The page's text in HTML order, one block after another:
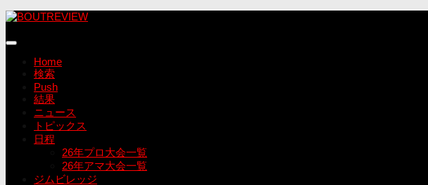
コ
テ
Home
検索
Push
結果
ニュース
トピックス
日程
26年プロ大会一覧
26年アマ大会一覧
ジムビレッジ